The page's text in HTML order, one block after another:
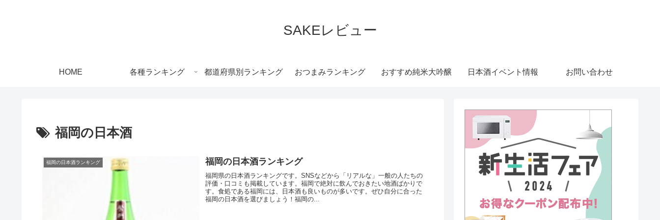
SAKEレビュー
HOME 各種ランキング 都道府県別ランキング おつまみランキング おすすめ純米大吟醸 日本酒イベント情報 お問い合わせ
福岡の日本酒
福岡の日本酒ランキング 福岡の日本酒ランキング
福岡県の日本酒ランキングです。SNSなどから「リアルな」一般の人たちの
評価・口コミも掲載しています。福岡で絶対に飲んでおきたい地酒ばかりで
す。食処である福岡には、日本酒も良いものが多いです。ぜひ自分に合った
福岡の日本酒を選びましょう！福岡の...